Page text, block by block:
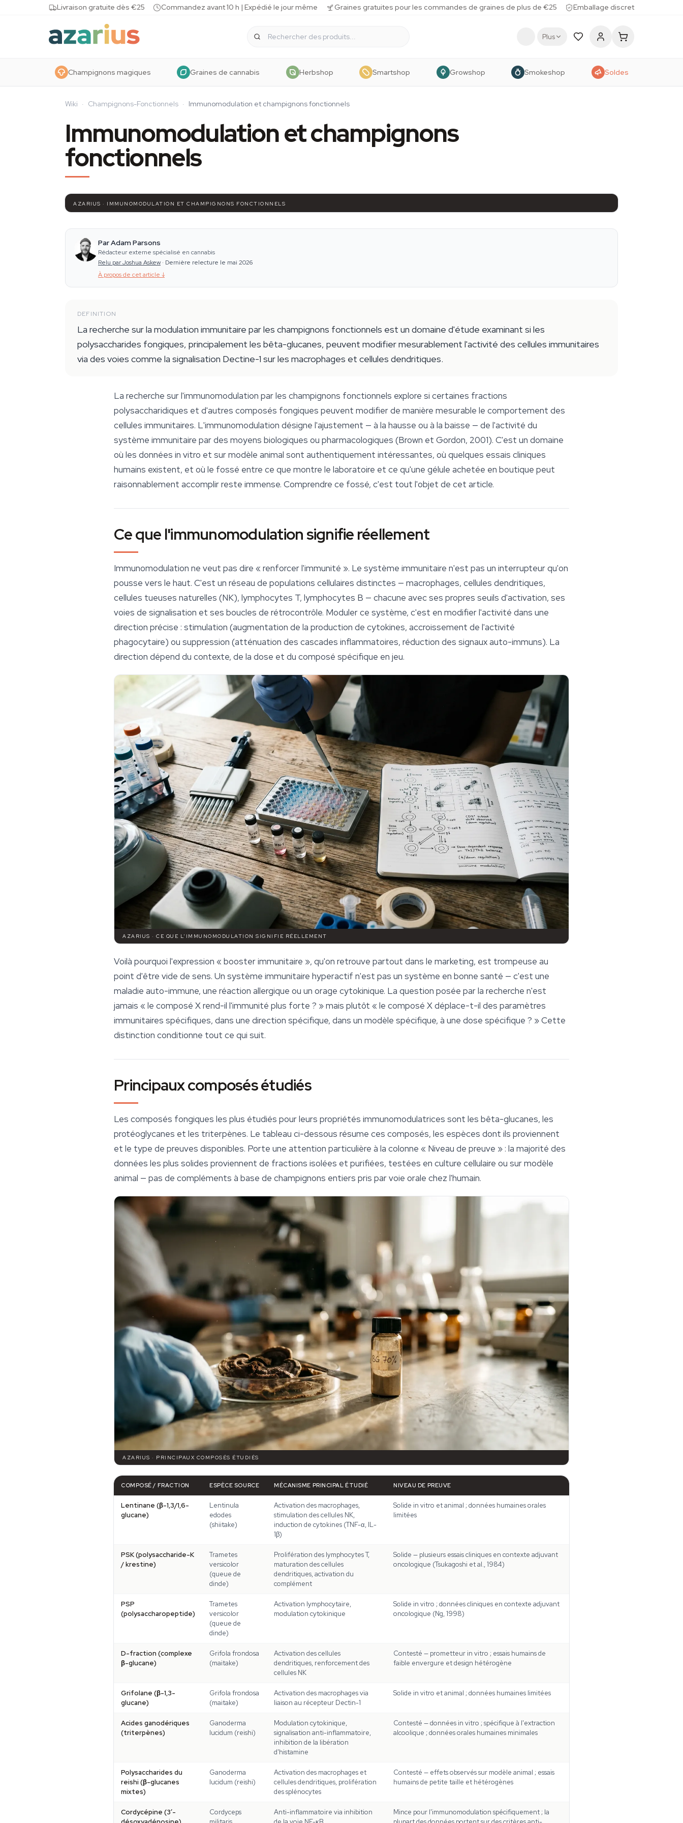
Skip to contentLivraison gratuite dès €25 Commandez avant 10 h | Expédié le jour même Graines gratuites pour les commandes de graines de plus de €25 Emballage discret
Plus
Champignons magiques Graines de cannabis Herbshop Smartshop Growshop Smokeshop Soldes
Wiki · Champignons-Fonctionnels · Immunomodulation et champignons fonctionnels
Immunomodulation et champignons
fonctionnels
AZARIUS · IMMUNOMODULATION ET CHAMPIGNONS FONCTIONNELS
Par Adam Parsons
Rédacteur externe spécialisé en cannabis
Relu par Joshua Askew · Dernière relecture le mai 2026
À propos de cet article ↓
DEFINITION
La recherche sur la modulation immunitaire par les champignons fonctionnels est un domaine d'étude examinant si les
polysaccharides fongiques, principalement les bêta-glucanes, peuvent modifier mesurablement l'activité des cellules immunitaires
via des voies comme la signalisation Dectine-1 sur les macrophages et cellules dendritiques.
La recherche sur l'immunomodulation par les champignons fonctionnels explore si certaines fractions
polysaccharidiques et d'autres composés fongiques peuvent modifier de manière mesurable le comportement des
cellules immunitaires. L'immunomodulation désigne l'ajustement — à la hausse ou à la baisse — de l'activité du
système immunitaire par des moyens biologiques ou pharmacologiques (Brown et Gordon, 2001). C'est un domaine
où les données in vitro et sur modèle animal sont authentiquement intéressantes, où quelques essais cliniques
humains existent, et où le fossé entre ce que montre le laboratoire et ce qu'une gélule achetée en boutique peut
raisonnablement accomplir reste immense. Comprendre ce fossé, c'est tout l'objet de cet article.
Ce que l'immunomodulation signifie réellement
Immunomodulation ne veut pas dire « renforcer l'immunité ». Le système immunitaire n'est pas un interrupteur qu'on
pousse vers le haut. C'est un réseau de populations cellulaires distinctes — macrophages, cellules dendritiques,
cellules tueuses naturelles (NK), lymphocytes T, lymphocytes B — chacune avec ses propres seuils d'activation, ses
voies de signalisation et ses boucles de rétrocontrôle. Moduler ce système, c'est en modifier l'activité dans une
direction précise : stimulation (augmentation de la production de cytokines, accroissement de l'activité
phagocytaire) ou suppression (atténuation des cascades inflammatoires, réduction des signaux auto-immuns). La
direction dépend du contexte, de la dose et du composé spécifique en jeu.
AZARIUS · CE QUE L'IMMUNOMODULATION SIGNIFIE RÉELLEMENT
Voilà pourquoi l'expression « booster immunitaire », qu'on retrouve partout dans le marketing, est trompeuse au
point d'être vide de sens. Un système immunitaire hyperactif n'est pas un système en bonne santé — c'est une
maladie auto-immune, une réaction allergique ou un orage cytokinique. La question posée par la recherche n'est
jamais « le composé X rend-il l'immunité plus forte ? » mais plutôt « le composé X déplace-t-il des paramètres
immunitaires spécifiques, dans une direction spécifique, dans un modèle spécifique, à une dose spécifique ? » Cette
distinction conditionne tout ce qui suit.
Principaux composés étudiés
Les composés fongiques les plus étudiés pour leurs propriétés immunomodulatrices sont les bêta-glucanes, les
protéoglycanes et les triterpènes. Le tableau ci-dessous résume ces composés, les espèces dont ils proviennent
et le type de preuves disponibles. Porte une attention particulière à la colonne « Niveau de preuve » : la majorité des
données les plus solides proviennent de fractions isolées et purifiées, testées en culture cellulaire ou sur modèle
animal — pas de compléments à base de champignons entiers pris par voie orale chez l'humain.
AZARIUS · PRINCIPAUX COMPOSÉS ÉTUDIÉS
COMPOSÉ / FRACTION ESPÈCE SOURCE MÉCANISME PRINCIPAL ÉTUDIÉ NIVEAU DE PREUVE
Lentinane (β-1,3/1,6-
glucane)
Lentinula
edodes
(shiitake)
Activation des macrophages,
stimulation des cellules NK,
induction de cytokines (TNF-α, IL-
1β)
Solide in vitro et animal ; données humaines orales
limitées
PSK (polysaccharide-K
/ krestine)
Trametes
versicolor
(queue de
dinde)
Prolifération des lymphocytes T,
maturation des cellules
dendritiques, activation du
complément
Solide — plusieurs essais cliniques en contexte adjuvant
oncologique (Tsukagoshi et al., 1984)
PSP
(polysaccharopeptide)
Trametes
versicolor
(queue de
dinde)
Activation lymphocytaire,
modulation cytokinique
Solide in vitro ; données cliniques en contexte adjuvant
oncologique (Ng, 1998)
D-fraction (complexe
β-glucane)
Grifola frondosa
(maitake)
Activation des cellules
dendritiques, renforcement des
cellules NK
Contesté — prometteur in vitro ; essais humains de
faible envergure et design hétérogène
Grifolane (β-1,3-
glucane)
Grifola frondosa
(maitake)
Activation des macrophages via
liaison au récepteur Dectin-1
Solide in vitro et animal ; données humaines limitées
Acides ganodériques
(triterpènes)
Ganoderma
lucidum (reishi)
Modulation cytokinique,
signalisation anti-inflammatoire,
inhibition de la libération
d'histamine
Contesté — données in vitro ; spécifique à l'extraction
alcoolique ; données orales humaines minimales
Polysaccharides du
reishi (β-glucanes
mixtes)
Ganoderma
lucidum (reishi)
Activation des macrophages et
cellules dendritiques, prolifération
des splénocytes
Contesté — effets observés sur modèle animal ; essais
humains de petite taille et hétérogènes
Cordycépine (3′-
Cordyceps
Anti-inflammatoire via inhibition
Mince pour l'immunomodulation spécifiquement ; la